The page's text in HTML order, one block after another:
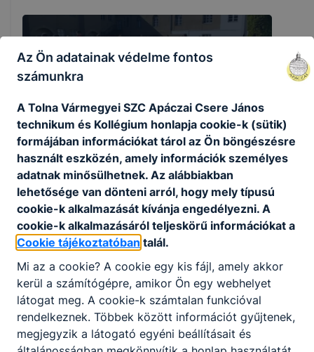
Kollégium
Hírek
Hírek
Az Ön adatainak védelme fontos
számunkra
A Tolna Vármegyei SZC Apáczai Csere János
technikum és Kollégium honlapja cookie-k (sütik)
formájában információkat tárol az Ön böngészésre
használt eszközén, amely információk személyes
adatnak minősülhetnek. Az alábbiakban
lehetősége van dönteni arról, hogy mely típusú
cookie-k alkalmazását kívánja engedélyezni. A
cookie-k alkalmazásáról teljeskörű információkat a
Cookie tájékoztatóban talál.
Mi az a cookie? A cookie egy kis fájl, amely akkor
kerül a számítógépre, amikor Ön egy webhelyet
látogat meg. A cookie-k számtalan funkcióval
rendelkeznek. Többek között információt gyűjtenek,
megjegyzik a látogató egyéni beállításait és